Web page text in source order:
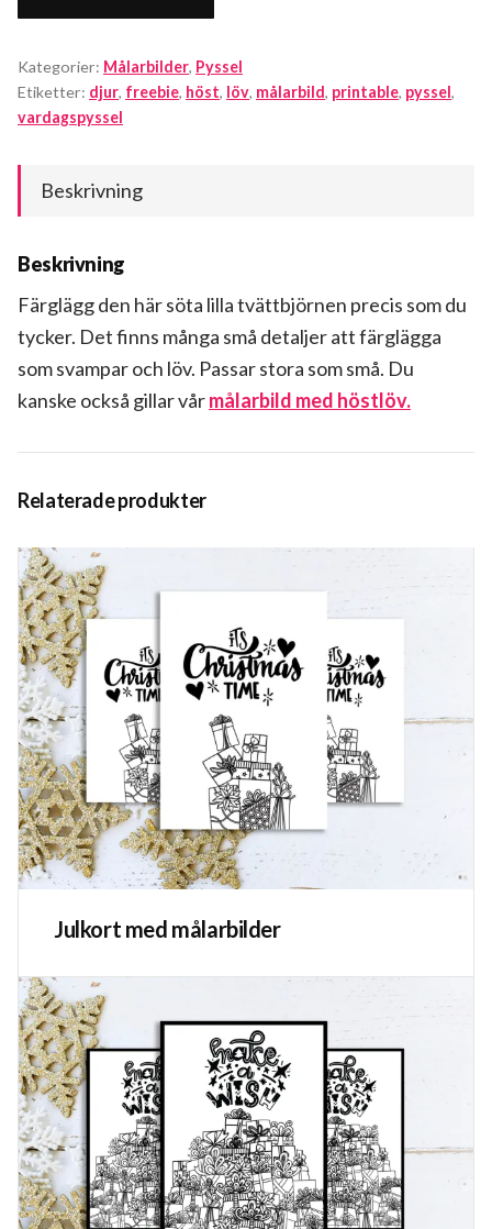
Kategorier: Målarbilder, Pyssel
Etiketter: djur, freebie, höst, löv, målarbild, printable, pyssel,
vardagspyssel
Beskrivning
Beskrivning
Färglägg den här söta lilla tvättbjörnen precis som du
tycker. Det finns många små detaljer att färglägga
som svampar och löv. Passar stora som små. Du
kanske också gillar vårmålarbild med höstlöv.
Relaterade produkter
Julkort med målarbilder